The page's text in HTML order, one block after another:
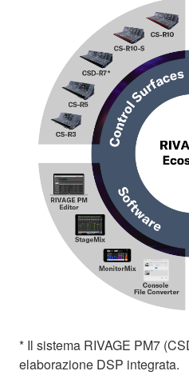
* Il sistema RIVAGE PM7
elaborazione DSP integrata.